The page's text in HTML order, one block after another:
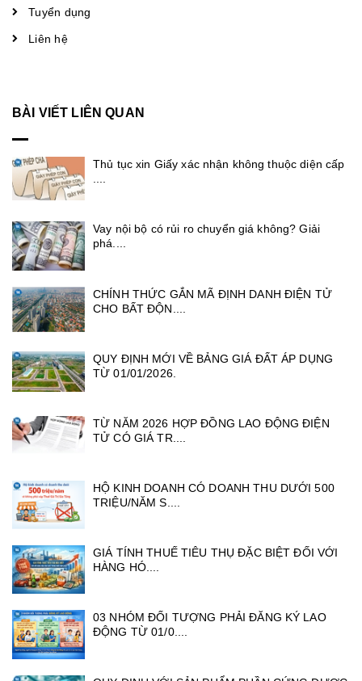
Tuyển dụng
Liên hệ
BÀI VIẾT LIÊN QUAN
Thủ tục xin Giấy xác nhận không thuộc diện cấp
....
Vay nội bộ có rủi ro chuyển giá không? Giải
phá....
CHÍNH THỨC GẮN MÃ ĐỊNH DANH ĐIỆN TỬ
CHO BẤT ĐỘN....
QUY ĐỊNH MỚI VỀ BẢNG GIÁ ĐẤT ÁP DỤNG
TỪ 01/01/2026.
TỪ NĂM 2026 HỢP ĐỒNG LAO ĐỘNG ĐIỆN
TỬ CÓ GIÁ TR....
HỘ KINH DOANH CÓ DOANH THU DƯỚI 500
TRIỆU/NĂM S....
GIÁ TÍNH THUẾ TIÊU THỤ ĐẶC BIỆT ĐỐI VỚI
HÀNG HÓ....
03 NHÓM ĐỐI TƯỢNG PHẢI ĐĂNG KÝ LAO
ĐỘNG TỪ 01/0....